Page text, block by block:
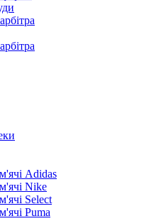
Adidas
Nike
Select
Puma